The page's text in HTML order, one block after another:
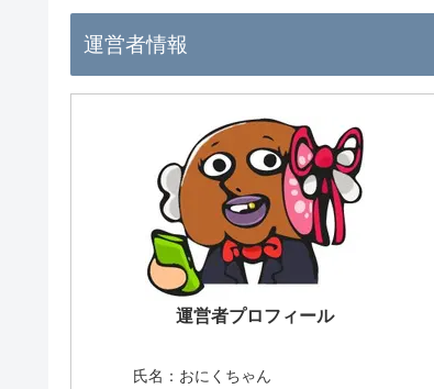
運営者情報
運営者プロフィール
氏名：おにくちゃん